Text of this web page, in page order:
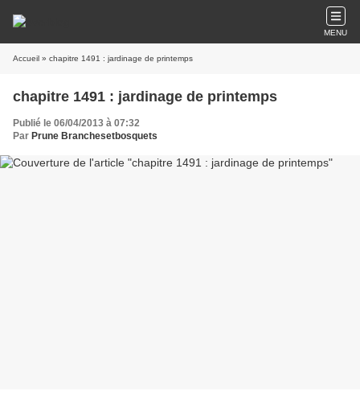
MENU
Accueil » chapitre 1491 : jardinage de printemps
chapitre 1491 : jardinage de printemps
Publié le 06/04/2013 à 07:32
Par Prune Branchesetbosquets